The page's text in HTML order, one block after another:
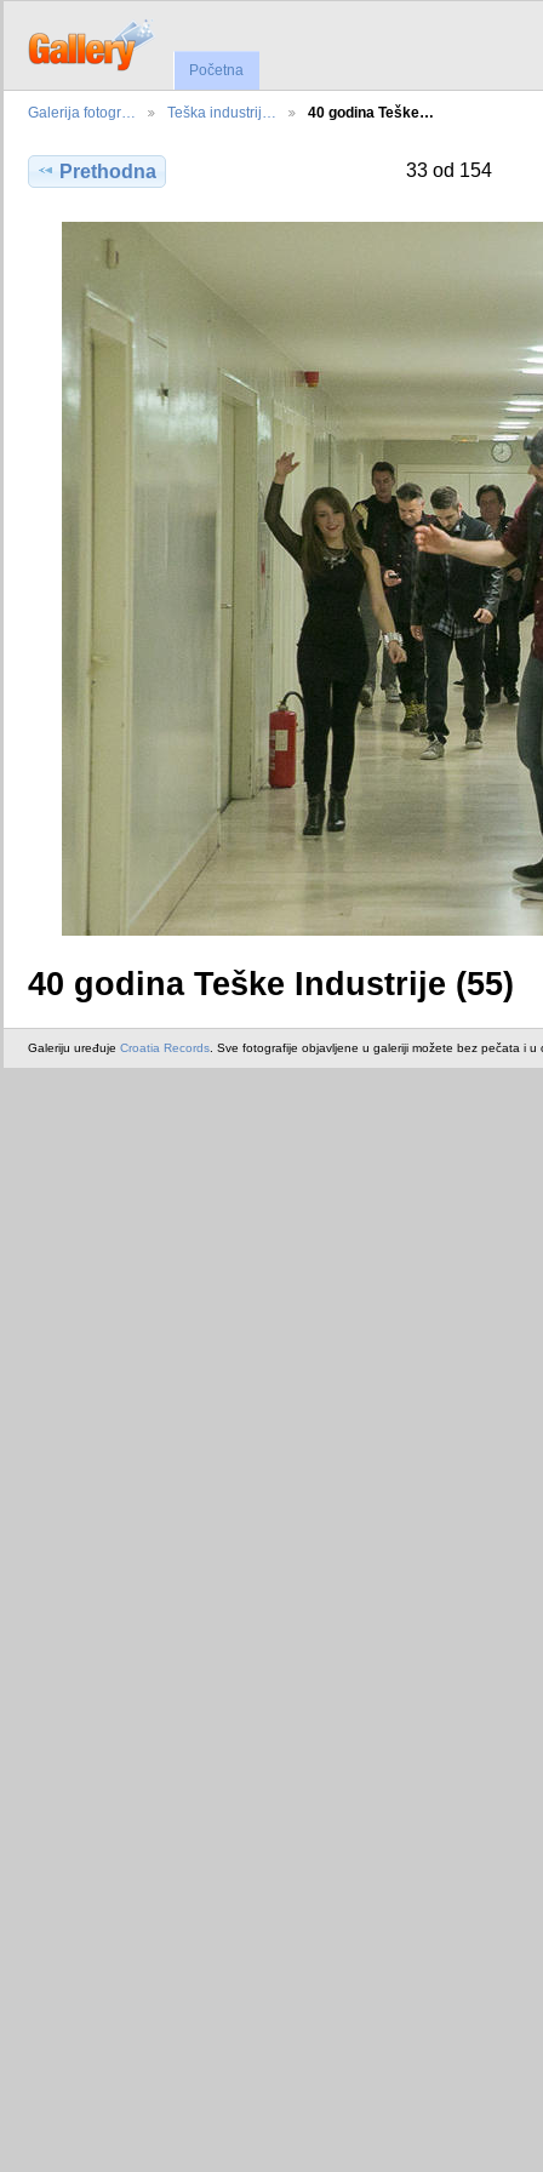
Početna
Galerija fotogr… Teška industrij… 40 godina Teške…
Prethodna 33 od 154
40 godina Teške Industrije (55)
Galeriju uređuje Croatia Records . Sve fotografije objavljene u galeriji možete bez pečata i